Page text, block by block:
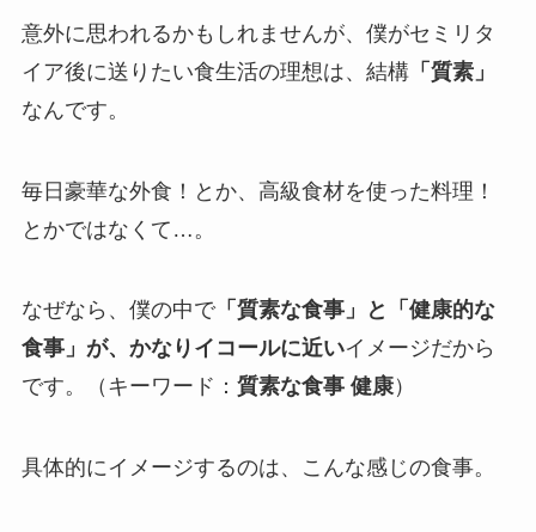
意外に思われるかもしれませんが、僕がセミリタ
イア後に送りたい食生活の理想は、結構「質素」
なんです。
毎日豪華な外食！とか、高級食材を使った料理！
とかではなくて…。
なぜなら、僕の中で「質素な食事」と「健康的な
食事」が、かなりイコールに近いイメージだから
です。（キーワード： 質素な食事 健康）
具体的にイメージするのは、こんな感じの食事。